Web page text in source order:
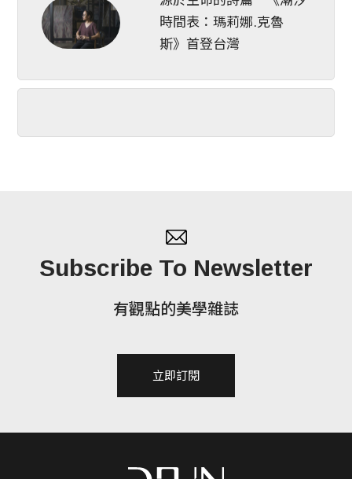
時間表：瑪莉娜.克魯
斯》首登台灣
Subscribe To Newsletter
有觀點的美學雜誌
立即訂閱